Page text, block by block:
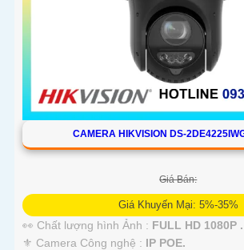
CAMERA HIKVISION DS-
Giá Bán:
Giá Khuyến Mại: 5%-35%
👀 Chất lượng hình Ảnh : FULL HD 1080P .
⚜️ Camera Công nghệ : IP POE.